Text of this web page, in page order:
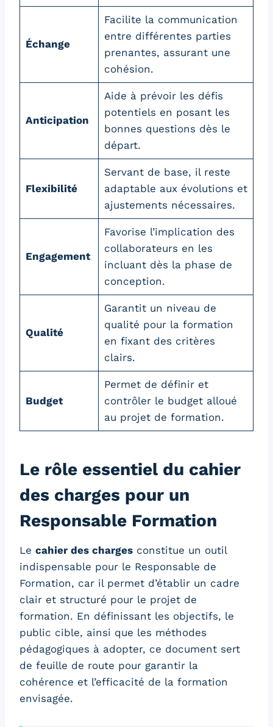
Échange
Facilite la communication
entre différentes parties
prenantes, assurant une
cohésion.
Anticipation
Aide à prévoir les défis
potentiels en posant les
bonnes questions dès le
départ.
Flexibilité
Servant de base, il reste
adaptable aux évolutions et
ajustements nécessaires.
Engagement
Favorise l’implication des
collaborateurs en les
incluant dès la phase de
conception.
Qualité
Garantit un niveau de
qualité pour la formation
en fixant des critères
clairs.
Budget
Permet de définir et
contrôler le budget alloué
au projet de formation.
Le rôle essentiel du cahier
des charges pour un
Responsable Formation
Le cahier des charges constitue un outil
indispensable pour le Responsable de
Formation, car il permet d’établir un cadre
clair et structuré pour le projet de
formation. En définissant les objectifs, le
public cible, ainsi que les méthodes
pédagogiques à adopter, ce document sert
de feuille de route pour garantir la
cohérence et l’efficacité de la formation
envisagée.